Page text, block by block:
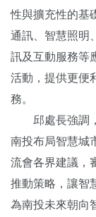
性與擴充性的基
通訊、智慧照明
訊及互動服務等
活動，提供更便
務。
邱處長強調，
南投布局智慧城
流會各界建議，
推動策略，讓智
為南投未來朝向